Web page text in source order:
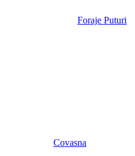
Foraje Puturi
Covasna